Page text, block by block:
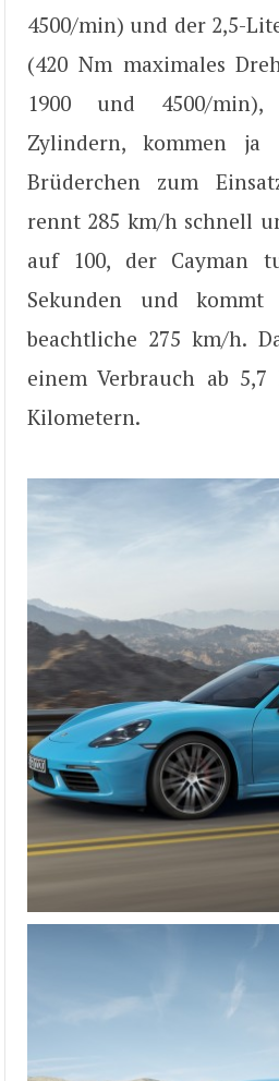
4500/min) und der 2,5-
(420 Nm maximales
1900 und 4500/
Zylindern, kommen
Brüderchen zum
rennt 285 km/h schnell
auf 100, der Cayman
Sekunden und
beachtliche 275 km/h.
einem Verbrauch ab
Kilometern.